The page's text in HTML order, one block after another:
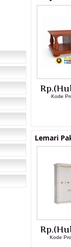
Kode
Lemari
Kode